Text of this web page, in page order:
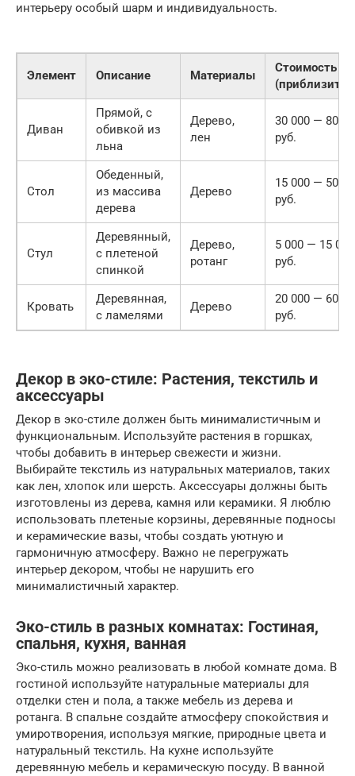
интерьеру особый шарм и индивидуальность.
Элемент Описание Материалы
Стоимость
Диван
Прямой, с
обивкой из
льна
Дерево,
лен
30 000 — 80
руб.
Стол
Обеденный,
из массива
дерева
Дерево
15 000 — 50
руб.
Стул
Деревянный,
с плетеной
спинкой
Дерево,
ротанг
5 000 — 15 000
руб.
Кровать
Деревянная,
с ламелями
Дерево
20 000 — 60
руб.
Декор в эко-стиле: Растения, текстиль и
аксессуары
Декор в эко-стиле должен быть минималистичным и
функциональным. Используйте растения в горшках,
чтобы добавить в интерьер свежести и жизни.
Выбирайте текстиль из натуральных материалов, таких
как лен, хлопок или шерсть. Аксессуары должны быть
изготовлены из дерева, камня или керамики. Я люблю
использовать плетеные корзины, деревянные подносы
и керамические вазы, чтобы создать уютную и
гармоничную атмосферу. Важно не перегружать
интерьер декором, чтобы не нарушить его
минималистичный характер.
Эко-стиль в разных комнатах: Гостиная,
спальня, кухня, ванная
Эко-стиль можно реализовать в любой комнате дома. В
гостиной используйте натуральные материалы для
отделки стен и пола, а также мебель из дерева и
ротанга. В спальне создайте атмосферу спокойствия и
умиротворения, используя мягкие, природные цвета и
натуральный текстиль. На кухне используйте
деревянную мебель и керамическую посуду. В ванной